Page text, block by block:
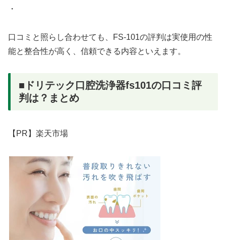
・
口コミと照らし合わせても、FS-101の評判は実使用の性
能と整合性が高く、信頼できる内容といえます。
■ドリテック口腔洗浄器fs101の口コミ評
判は？まとめ
【PR】楽天市場